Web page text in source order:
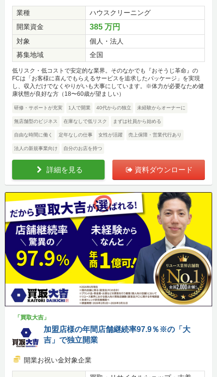
業種
ハウスクリーニング
開業資金
385 万円
対象
個人・法人
募集地域
全国
低リスク・低コストで安定的な業界。そのなかでも『おそうじ革命』の
FCは「お客様に喜んでもらえるサービスを追求したパッケージ」を実現
し、収入だけでなくやりがいも大事にしています。※体力が必要なため健
康状態が良好な方（18〜60歳が望ましい）
研修・サポートが充実 1人で開業 40代からの独立 未経験からオーナーに
無店舗型のビジネス 在庫なしで低リスク まずは社員から始める
自由な時間に働く 定年なしの仕事 女性が活躍 売上保障・営業代行あり
法人の新規事業向け 自分のお店を持つ
詳細を見る 資料ダウンロード
「買取大吉」
加盟店様の年間店舗継続率97.9％※の「大
吉」で独立開業
開業お祝い金対象企業